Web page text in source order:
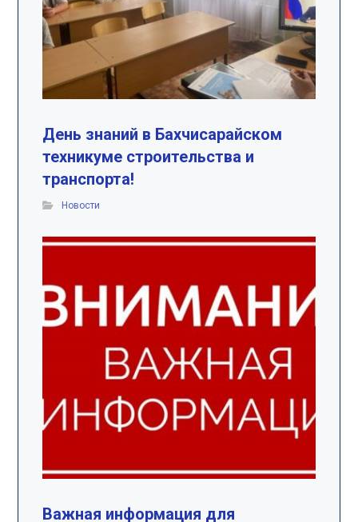
День знаний в Бахчисарайском
техникуме строительства и
транспорта!
Новости
Важная информация для